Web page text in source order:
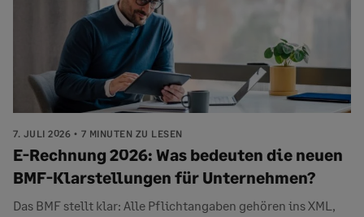
7. JULI 2026 7 MINUTEN ZU LESEN
E-Rechnung 2026: Was bedeuten die neuen
BMF-Klarstellungen für Unternehmen?
Das BMF stellt klar: Alle Pflichtangaben gehören ins XML,